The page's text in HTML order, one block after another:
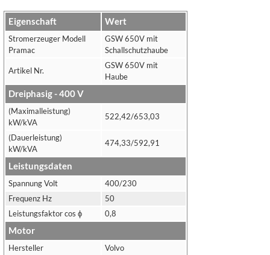
Eigenschaft Wert
Stromerzeuger Modell
Pramac
GSW 650V mit
Schallschutzhaube
Artikel Nr.
GSW 650V mit
Haube
Dreiphasig - 400 V
(Maximalleistung)
kW/kVA
522,42/653,03
(Dauerleistung)
kW/kVA
474,33/592,91
Leistungsdaten
Spannung Volt
400/230
Frequenz Hz
50
Leistungsfaktor cos ϕ
0,8
Motor
Hersteller
Volvo